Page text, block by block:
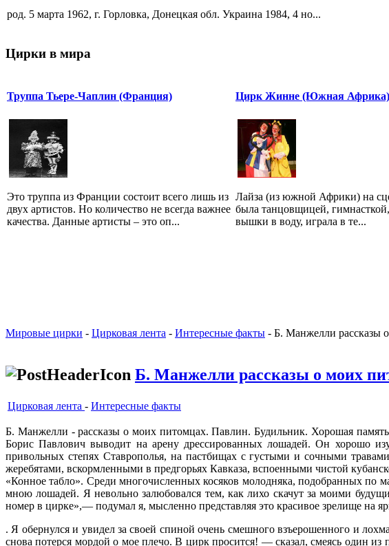
род. 5 марта 1962, г. Горловка, Донецкая обл. Украина 1984, 4 но...
Цирки в мира
Труппа Тьере-Чаплин (Франция)
Это труппа из Франции состоит всего лишь из
двух артистов. Но количество не всегда важнее
качества. Данные артисты – это оп...
Цирк Жинне (Южная Африка)
Лайза (из южной Африки) на
была танцовщицей,
вышки в воду, играла в те...
Мировые цирки - Цирковая лента - Интересные факты - Б. Манжелли рассказы
Б. Манжелли рассказы о моих
Цирковая лента - Интересные факты
Б. Манжелли - рассказы о моих питомцах. Павлин. Будильник. Хорошая
Борис Пав­лович выводит на арену дрес­сированных лошадей. Он хоро­шо
привольных степях Ставрополья, на пастбищах с густыми и сочными
жеребятами, вскормленными в предгорьях Кавказа, вспоенными чистой
«Конное табло». Среди многочисленных косяков молод­няка, подобранных по
мною лошадей. Я невольно за­любовался тем, как лихо скачут за моими
номер в цир­ке»,— подумал я, мысленно представляя это красивое зрелище на
. Я обернул­ся и увидел за своей спиной очень смеш­ного взъерошенного и
снова потерся мордой о мое плечо. В цирк просится! — сказал, смеясь один